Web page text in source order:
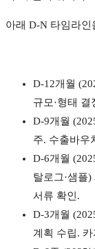
아래 D-N 타임라
D-12개월
규모·형태
D-9개월
주. 수출바우
D-6개월
탈로그·샘플
서류 확인.
D-3개월
계획 수립.